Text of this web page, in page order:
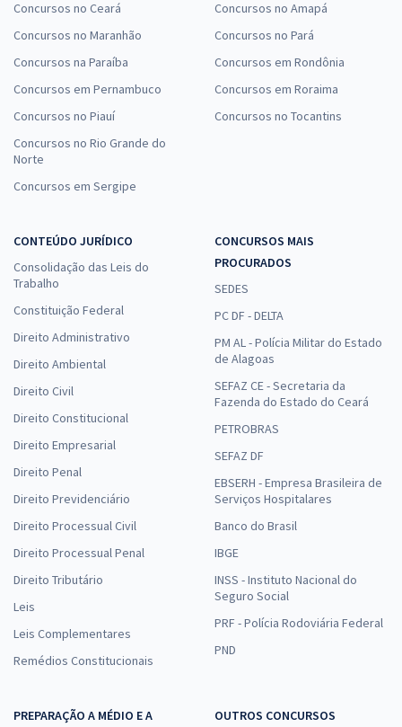
Concursos no Ceará
Concursos no Maranhão
Concursos na Paraíba
Concursos em Pernambuco
Concursos no Piauí
Concursos no Rio Grande do
Norte
Concursos em Sergipe
Concursos no Amapá
Concursos no Pará
Concursos em Rondônia
Concursos em Roraima
Concursos no Tocantins
CONTEÚDO JURÍDICO
Consolidação das Leis do
Trabalho
Constituição Federal
Direito Administrativo
Direito Ambiental
Direito Civil
Direito Constitucional
Direito Empresarial
Direito Penal
Direito Previdenciário
Direito Processual Civil
Direito Processual Penal
Direito Tributário
Leis
Leis Complementares
Remédios Constitucionais
CONCURSOS MAIS
PROCURADOS
SEDES
PC DF - DELTA
PM AL - Polícia Militar do Estado
de Alagoas
SEFAZ CE - Secretaria da
Fazenda do Estado do Ceará
PETROBRAS
SEFAZ DF
EBSERH - Empresa Brasileira de
Serviços Hospitalares
Banco do Brasil
IBGE
INSS - Instituto Nacional do
Seguro Social
PRF - Polícia Rodoviária Federal
PND
PREPARAÇÃO A MÉDIO E A
OUTROS CONCURSOS